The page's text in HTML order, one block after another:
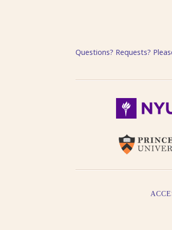
Diacritics on the
Feminine
Tanwīn al-Fatḥ
search for
cases of al-Iḍāfah
Questions? Requests?